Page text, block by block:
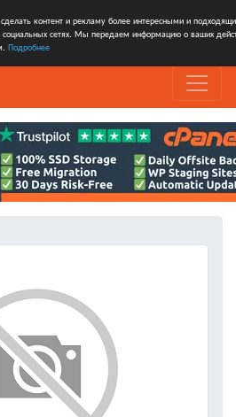
контент и рекламу более интересными и
сетях. Мы передаем информацию о ваших
Подробнее